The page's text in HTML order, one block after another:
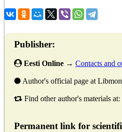
Publisher:
Eesti Online → Contacts and
Author's official page at
Find other author's materials at:
Permanent link for